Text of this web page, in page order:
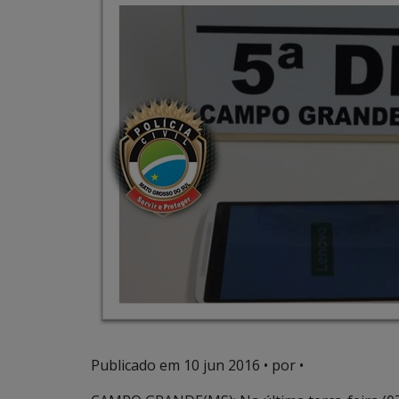
Publicado em 10 jun 2016 • por •